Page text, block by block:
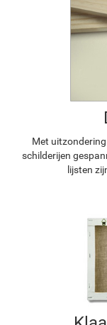
Met
schilderijen
lijsten